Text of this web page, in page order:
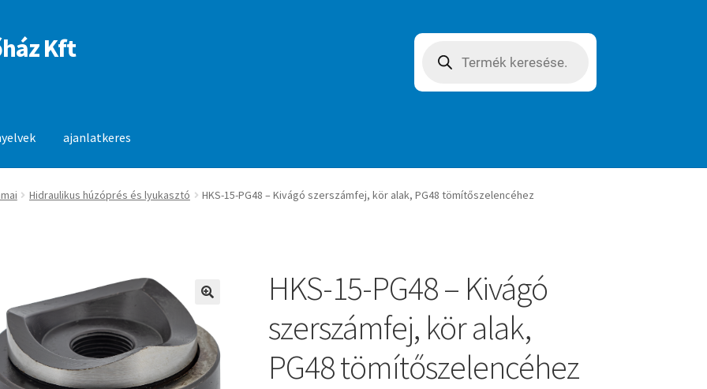
Kft search
ajanlatkeres
Hidraulikus húzóprés és lyukasztó HKS-15-PG48 – Kivágó szerszámfej, kör alak, PG48 tömítőszelencéhez
HKS-15-PG48 – Kivágó
szerszámfej, kör alak,
PG48 tömítőszelencéhez